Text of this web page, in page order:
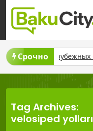
Skip
content
Срочно
зарубежных сайтов
Tag Archives:
velosiped yolları